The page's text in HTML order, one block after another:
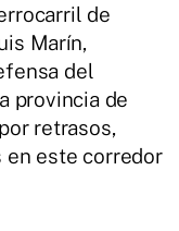
de
Marín,
del
provincia de
retrasos,
en este corredor